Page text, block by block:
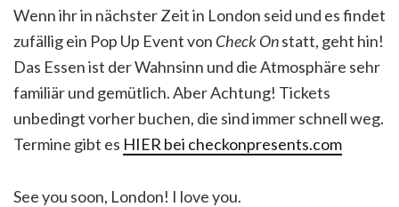
Wenn ihr in nächster Zeit in London seid und es findet
zufällig ein Pop Up Event von Check Onstatt, geht hin!
Das Essen ist der Wahnsinn und die Atmosphäre sehr
familiär und gemütlich. Aber Achtung! Tickets
unbedingt vorher buchen, die sind immer schnell weg.
Termine gibt es HIER bei checkonpresents.com
See you soon, London! I love you.